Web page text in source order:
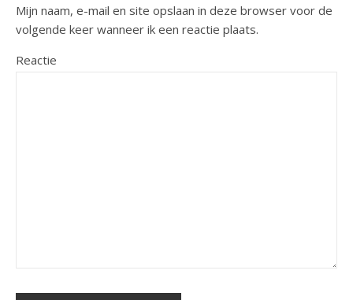
Mijn naam, e-mail en site opslaan in deze browser voor de
volgende keer wanneer ik een reactie plaats.
Reactie